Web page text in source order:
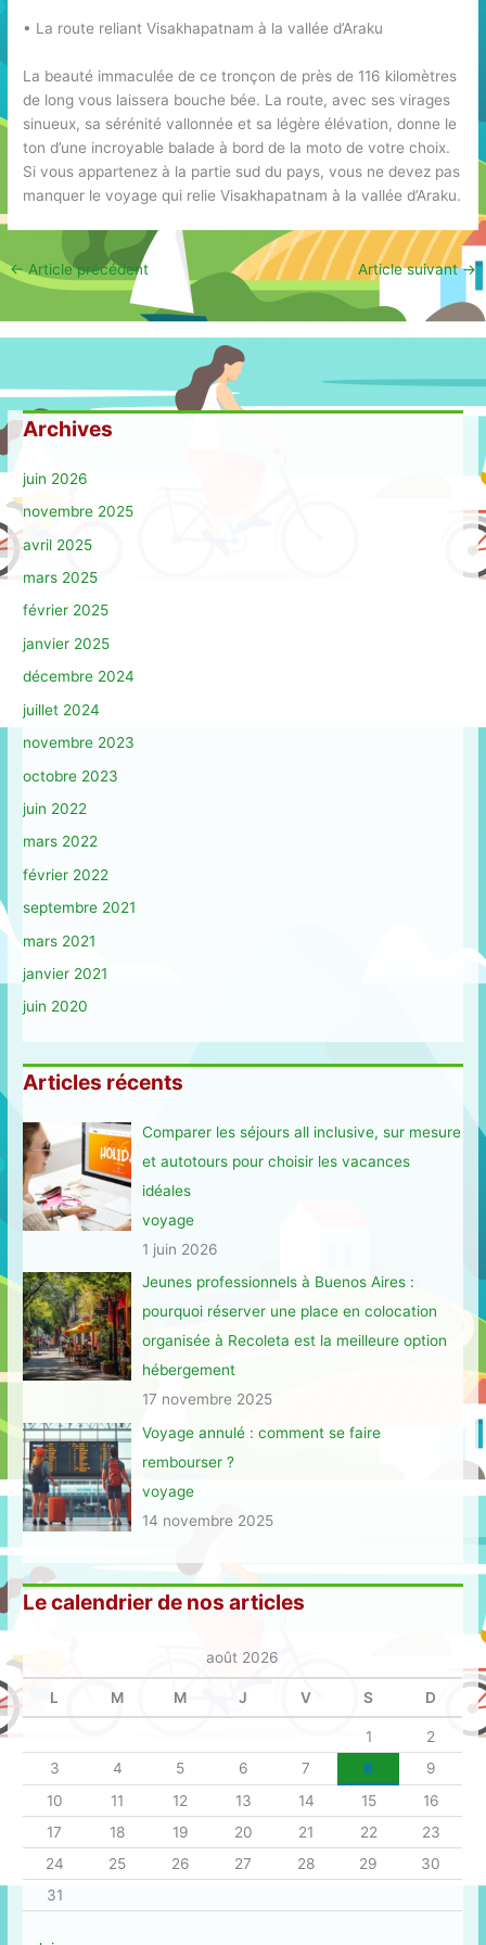
• La route reliant Visakhapatnam à la vallée d’Araku
La beauté immaculée de ce tronçon de près de 116 kilomètres
de long vous laissera bouche bée. La route, avec ses virages
sinueux, sa sérénité vallonnée et sa légère élévation, donne le
ton d’une incroyable balade à bord de la moto de votre choix.
Si vous appartenez à la partie sud du pays, vous ne devez pas
manquer le voyage qui relie Visakhapatnam à la vallée d’Araku.
←Article précédent Article suivant→
Archives
juin 2026
novembre 2025
avril 2025
mars 2025
février 2025
janvier 2025
décembre 2024
juillet 2024
novembre 2023
octobre 2023
juin 2022
mars 2022
février 2022
septembre 2021
mars 2021
janvier 2021
juin 2020
Articles récents
Comparer les séjours all inclusive, sur mesure
et autotours pour choisir les vacances
idéales
voyage
1 juin 2026
Jeunes professionnels à Buenos Aires :
pourquoi réserver une place en colocation
organisée à Recoleta est la meilleure option
hébergement
17 novembre 2025
Voyage annulé : comment se faire
rembourser ?
voyage
14 novembre 2025
Le calendrier de nos articles
août 2026
L M M J V S D
1
2
3
4 5 6 7 8
9
10
11 12 13 14 15
16
17
18 19 20 21 22
23
24
25 26 27 28 29
30
31